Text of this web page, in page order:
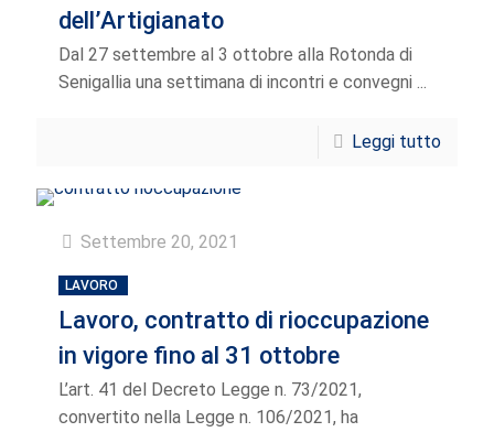
dell’Artigianato
Dal 27 settembre al 3 ottobre alla Rotonda di
Senigallia una settimana di incontri e convegni ...
Leggi tutto
Settembre 20, 2021
LAVORO
Lavoro, contratto di rioccupazione
in vigore fino al 31 ottobre
L’art. 41 del Decreto Legge n. 73/2021,
convertito nella Legge n. 106/2021, ha